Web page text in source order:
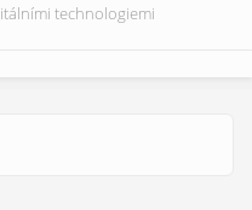
technologiemi